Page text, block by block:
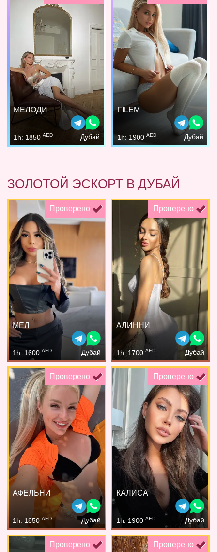
МЕЛОДИ
1h: 1850 AED Дубай
FILEM
1h: 1900 AED Дубай
ЗОЛОТОЙ ЭСКОРТ В ДУБАЙ
Проверено
МЕЛ
1h: 1600 AED Дубай
Проверено
АЛИННИ
1h: 1700 AED Дубай
Проверено
АФЕЛЬНИ
1h: 1850 AED Дубай
Проверено
КАЛИСА
1h: 1900 AED Дубай
Проверено Проверено